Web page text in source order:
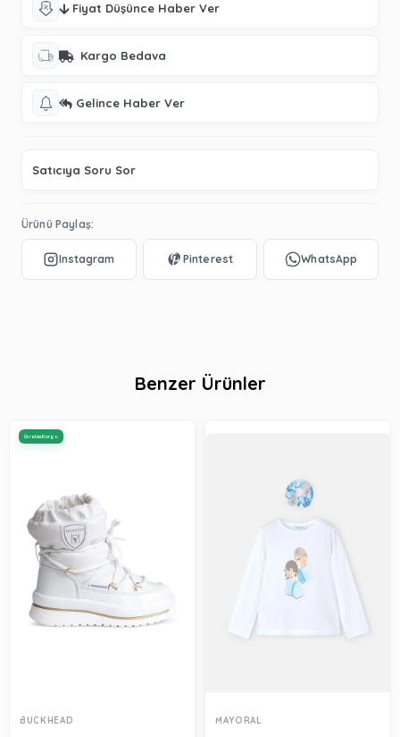
Fiyat Düşünce Haber Ver
Kargo Bedava
Gelince Haber Ver
Satıcıya Soru Sor
Ürünü Paylaş:
Benzer Ürünler
BUCKHEAD
Ücretsiz Kargo
MAYORAL